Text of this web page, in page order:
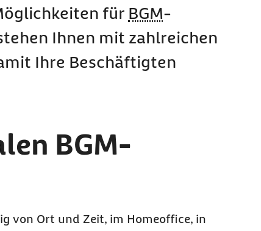
für BGM-
Ihnen mit zahlreichen
Ihre Beschäftigten
BGM-
von Ort und Zeit, im Homeoffice, in